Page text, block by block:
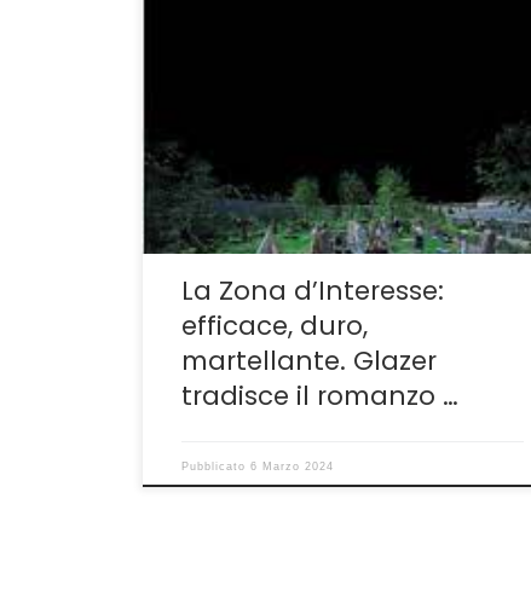
centinaio di volte lo splendido romanzo di
Martin Amis che nel 2015, quando uscì in Italia
per Einaudi, fu accolto anche con qualche
mugugno, […]
La Zona d’Interesse:
efficace, duro,
martellante. Glazer
tradisce il romanzo …
Pubblicato6 Marzo 2024